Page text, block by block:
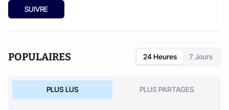
SUIVRE
POPULAIRES 24 Heures 7 Jours
PLUS LUS PLUS PARTAGES